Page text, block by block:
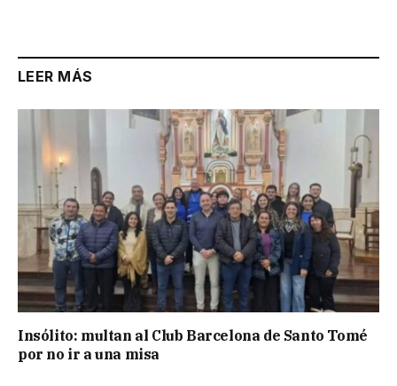
LEER MÁS
Insólito: multan al Club Barcelona de Santo Tomé
por no ir a una misa